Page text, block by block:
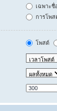
เฉพาะชื่
การโพ
โพสต์